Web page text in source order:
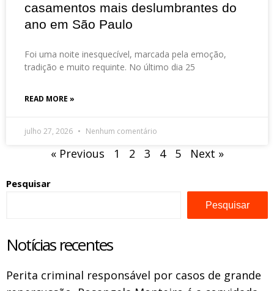
casamentos mais deslumbrantes do
ano em São Paulo
Foi uma noite inesquecível, marcada pela emoção,
tradição e muito requinte. No último dia 25
READ MORE »
julho 27, 2026 Nenhum comentário
« Previous 1 2 3 4 5 Next »
Pesquisar
Pesquisar
Notícias recentes
Perita criminal responsável por casos de grande